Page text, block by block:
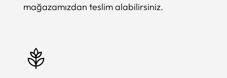
mağazamızdan teslim alabilirsiniz.